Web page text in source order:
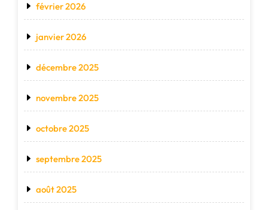
février 2026
janvier 2026
décembre 2025
novembre 2025
octobre 2025
septembre 2025
août 2025